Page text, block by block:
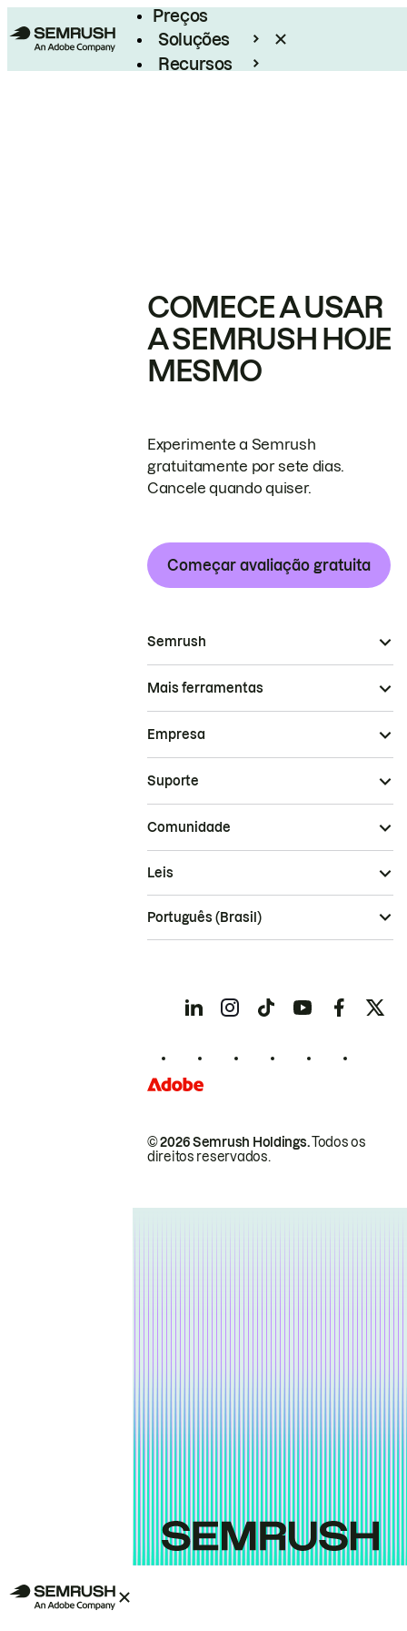
Preços
Soluções
Recursos
COMECE A USAR
A SEMRUSH HOJE
MESMO
Experimente a Semrush
gratuitamente por sete dias.
Cancele quando quiser.
Começar avaliação gratuita
Semrush
Mais ferramentas
Empresa
Suporte
Comunidade
© 2026 Semrush Holdings.Todos os
direitos reservados.
Leis
Português (Brasil)